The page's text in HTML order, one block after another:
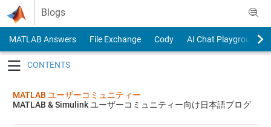
Skip to content
Blogs
MATLAB Answers File Exchange Cody
AI Chat Playground
MATLAB ユーザーコミュニティー
MATLAB & Simulink ユーザーコミュニティー向け日本語ブログ